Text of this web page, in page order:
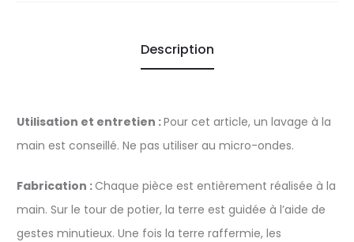
Description
Utilisation et entretien :Pour cet article, un lavage à la
main est conseillé. Ne pas utiliser au micro-ondes.
Fabrication : Chaque pièce est entièrement réalisée à la
main. Sur le tour de potier, la terre est guidée à l’aide de
gestes minutieux. Une fois la terre raffermie, les